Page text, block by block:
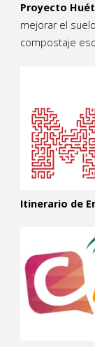
Proyecto
mejorar el
compostaje
Itinerario de